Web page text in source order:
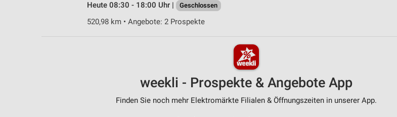
Heute 08:30 - 18:00 Uhr |
Geschlossen
520,98 km • Angebote: 2 Prospekte
weekli - Prospekte & Angebote App
Finden Sie noch mehr Elektromärkte Filialen & Öffnungszeiten in unserer App.